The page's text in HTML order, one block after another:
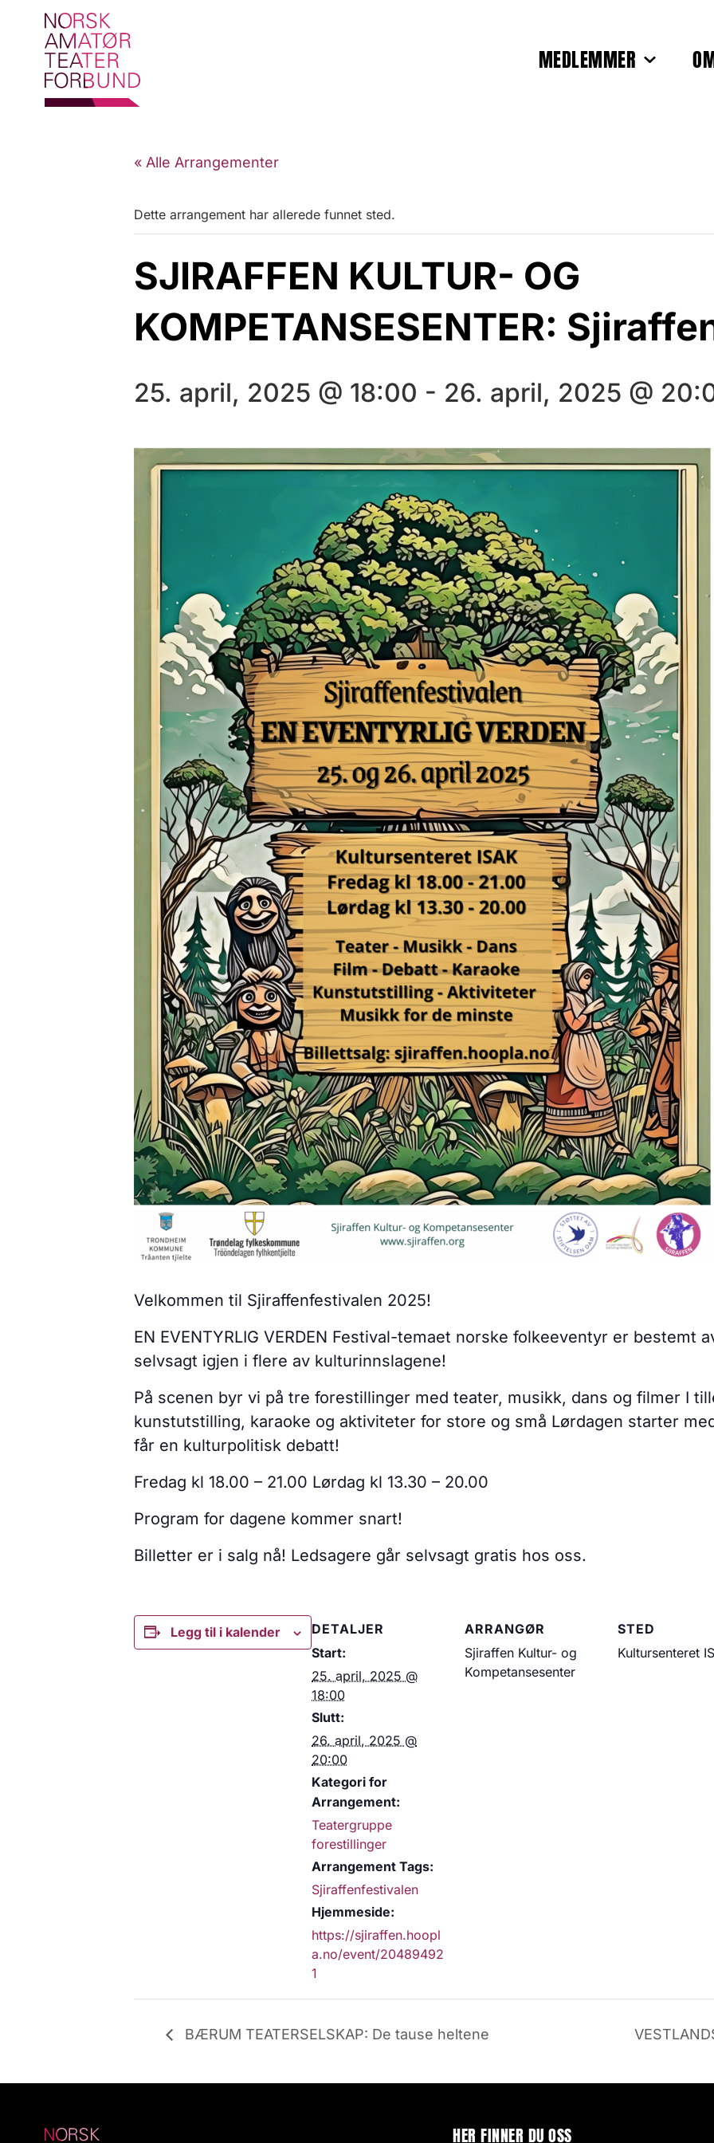
MEDLEMMER
« Alle Arrangementer
Dette arrangement har allerede funnet sted.
SJIRAFFEN KULTUR- OG
KOMPETANSESENTER:
25. april, 2025 @ 18:00 - 26. april, 2025 @
Velkommen til Sjiraffenfestivalen 2025!
EN EVENTYRLIG VERDEN Festival-temaet norske folkeeventyr er bestemt
selvsagt igjen i flere av kulturinnslagene!
På scenen byr vi på tre forestillinger med teater, musikk, dans og filmer I
kunstutstilling, karaoke og aktiviteter for store og små Lørdagen starter
får en kulturpolitisk debatt!
Fredag kl 18.00 – 21.00 Lørdag kl 13.30 – 20.00
Program for dagene kommer snart!
Billetter er i salg nå! Ledsagere går selvsagt gratis hos oss.
Legg til i kalender
DETALJER
Start:
25. april, 2025 @
18:00
Slutt:
26. april, 2025 @
20:00
Kategori for
Arrangement:
Teatergruppe
forestillinger
Arrangement Tags:
Sjiraffenfestivalen
Hjemmeside:
https://sjiraffen.hoopl
a.no/event/20489492
1
ARRANGØR
Sjiraffen Kultur- og
Kompetansesenter
STED
Kultursenteret
BÆRUM TEATERSELSKAP: De tause heltene
HER FINNER DU OSS